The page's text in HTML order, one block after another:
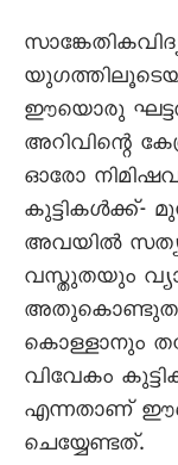
ഈയൊരു
അറിവിന്റെ
ഓരോ
കുട്ടികള്‍ക്ക്-
അവയില്‍
വസ്തുതയും
കൊള്ളാനും
വിവേകം
എന്നതാണ്
ചെയ്യേണ്ടത്.